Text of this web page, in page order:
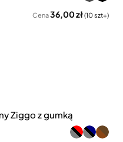
Cena36,00 zł(10 szt+)
Ziggo z gumką